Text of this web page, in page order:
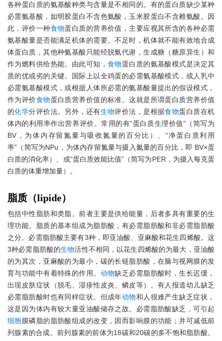
各种蛋白质的氨基酸种类与含量是不相同的。有的蛋白质缺少某种
必需氨基酸，如明胶蛋白不含色氨酸，玉米胶蛋白不含赖氨酸。因
此，评价一种食物蛋白质的营养价值，主要应视其所含的各种必需
氨基酸量是否能满足机体的需要。不足时，机体就不能有效地合成
体蛋白质，其他种氨基酸只能经脱氨代谢，生成糖（糖原异生）和
作为燃料供给热能。由此可知， 食物蛋白质的氨基酸模式是决定其
质的优或劣的关键。国际上以全鸡蛋的必需氨基酸模式，或人乳中
必需氨基酸模式，或根据人体所必需的氨基酸量提出的假设模式，
作为评价食物蛋白质营养价值的标准。这就是所谓蛋白质营养价值
的化学分评价法。另外，还有生物评价法，是根据食物蛋白质在机
体内的利用率作出营养评价。常用的有“蛋白质生理价值”（简写为
BV，为体内存留氮量与吸收氮量的百分比）、“净蛋白质利用
率”（简写为NPu，为体内存留氮量与摄入氮量的百分比，即 BV×蛋
白质的消化率）、或“蛋白质效能比值”（简写为PER，为摄入每克蛋
白质的体重增加量）。
脂质（lipide）
包括中性脂肪和类脂。前者主要是供给能量，后者多具有重要的生
理功能。脂质的基本组成为脂肪酸，有必需脂肪酸和非必需脂肪酸
之分。必需脂肪酸主要有3种，即亚油酸、亚麻酸和花生四烯酸。这
3种必需脂肪酸的生物活性不相同，以花生四烯酸的为最大，亚油酸
的为其次，亚麻酸的为最小，碳的长链脂肪酸，在脑与视网膜的发
育与功能中有着特殊的作用。 动物缺乏必需脂肪酸时，生长迟缓，
出现皮肤症状（脱毛、湿疹性皮炎、鳞皮等）。有人报道幼儿缺乏
必需脂肪酸时也有同样症状。但成年动物和人很难产生缺乏症状，
这是因为体内有较大量亚油酸储存之故。必需脂肪酸缺乏，可引起
细胞膜磷脂的脂肪酸组成的改变，因而影响膜的功能；并可减低前
列腺素的合成。前列腺素的前体为18碳和20碳的多不饱和脂肪酸。